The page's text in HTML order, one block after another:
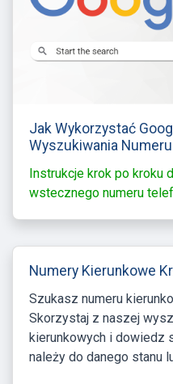
Jak Wykorzystać
Wyszukiwania
Instrukcje krok po kroku
wstecznego numeru
Numery Kierunkowe
Szukasz numeru
Skorzystaj z naszej
kierunkowych i dowiedz
należy do danego stanu